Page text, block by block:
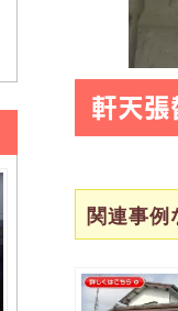
軒天張
関連事例